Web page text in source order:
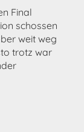
Final
schossen
weit weg
trotz war